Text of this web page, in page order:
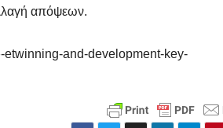
απόψεων.
and-development-key-